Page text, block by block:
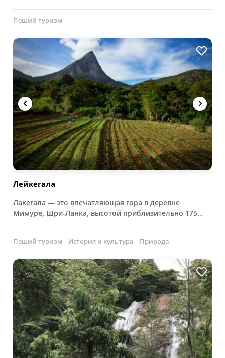
Пеший туризм
Лейкегала
Лакегала — это впечатляющая гора в деревне
Мимуре, Шри-Ланка, высотой приблизительно 175…
Пеший туризм История и культура Природа